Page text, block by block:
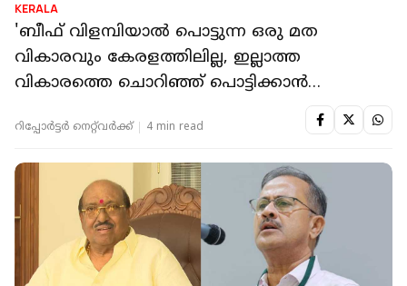
KERALA
'ബീഫ് വിളമ്പിയാൽ പൊട്ടുന്ന ഒരു മത
വികാരവും കേരളത്തിലില്ല, ഇല്ലാത്ത
വികാരത്തെ ചൊറിഞ്ഞ് പൊട്ടിക്കാൻ
റിപ്പോർട്ടർ നെറ്റ്‌വര്‍ക്ക്‌ 4 min read